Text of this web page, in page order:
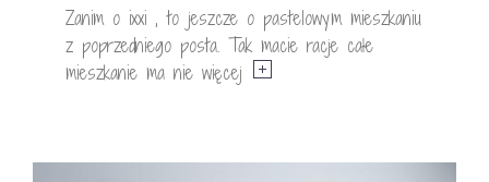
Zanim o ixxi , to jeszcze o pastelowym mieszkaniu
z poprzedniego posta. Tak macie racje całe
mieszkanie ma nie więcej